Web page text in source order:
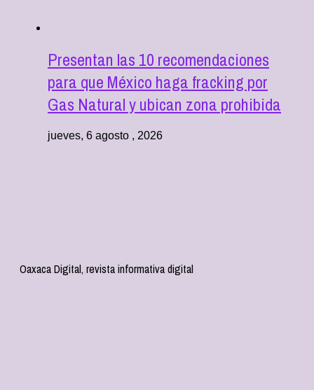
Presentan las 10 recomendaciones
para que México haga fracking por
Gas Natural y ubican zona prohibida
jueves, 6 agosto , 2026
Oaxaca Digital, revista informativa digital